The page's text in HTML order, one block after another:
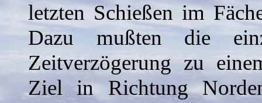
letzten Schießen im
Dazu mußten die
Zeitverzögerung zu
Ziel in Richtung